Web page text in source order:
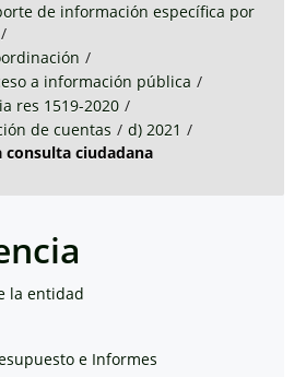
de información específica por
/
/
a información pública /
res 1519-2020 /
de cuentas / d) 2021 /
consulta ciudadana
la entidad
e Informes